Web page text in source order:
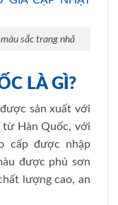
sắc trang nhã
LÀ GÌ?
sản xuất với
từ Hàn Quốc, với
cấp được nhập
được phủ sơn
lượng cao, an